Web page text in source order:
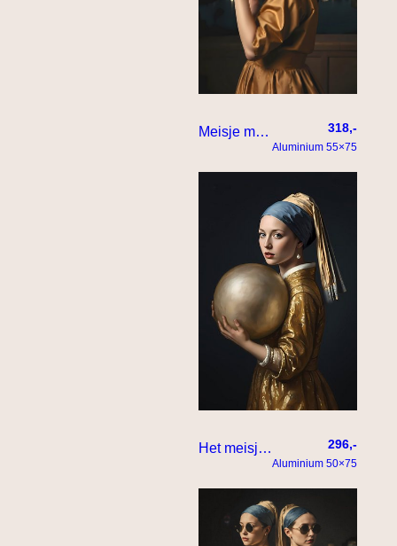
Meisje met de parel wordt bestolen door een raaf 318,-
Aluminium 55×75
Het meisje met de allergrootste parel 296,-
Aluminium 50×75